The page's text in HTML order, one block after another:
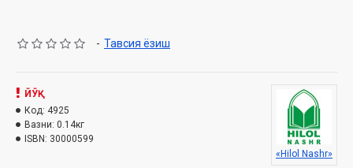
Обуна бўлиш
Ушбу сонда:
- Тавсия ёзиш
ЙЎҚ
Код: 4925
Вазни: 0.14кг
ISBN: 30000599
«Hilol Nashr»